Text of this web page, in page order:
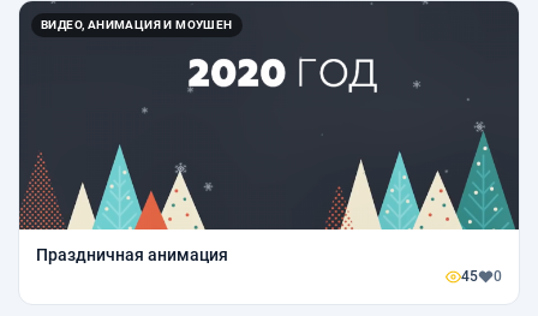
ВИДЕО, АНИМАЦИЯ И МОУШЕН
Праздничная анимация
45 0